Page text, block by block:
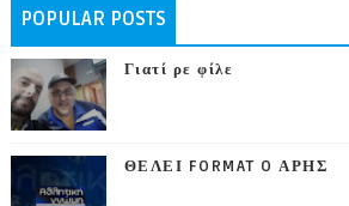
POPULAR POSTS
Γιατί ρε φίλε
ΘΕΛΕΙ FORMAT O ΑΡΗΣ